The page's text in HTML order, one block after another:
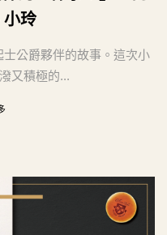
小玲
公爵夥伴的故事。這次小
又積極的...